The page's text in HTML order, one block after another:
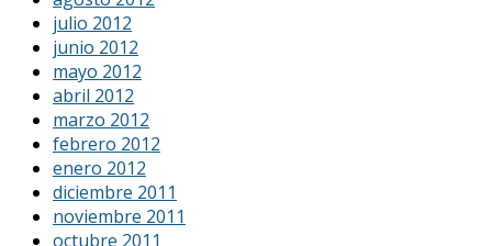
julio 2012
junio 2012
mayo 2012
abril 2012
marzo 2012
febrero 2012
enero 2012
diciembre 2011
noviembre 2011
octubre 2011